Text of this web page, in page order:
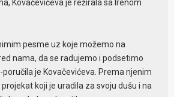
Kovačevićeva je režirala sa Irenom
pesme uz koje možemo na
nama, da se radujemo i podsetimo
je Kovačevićeva. Prema njenim
projekat koji je uradila za svoju dušu i na